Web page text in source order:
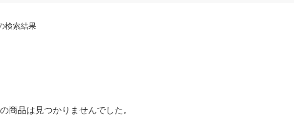
検索結果
商品は見つかりませんでした。